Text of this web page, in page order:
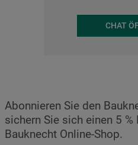
CHAT
Abonnieren Sie den
sichern Sie sich einen 5
Bauknecht Online-Shop.